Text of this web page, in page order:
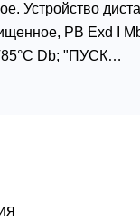
Устройство
РВ Ехd I
Db; "ПУСК
2-х проводная